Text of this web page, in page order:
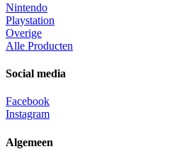
Nintendo
Playstation
Overige
Alle Producten
Social media
Facebook
Instagram
Algemeen